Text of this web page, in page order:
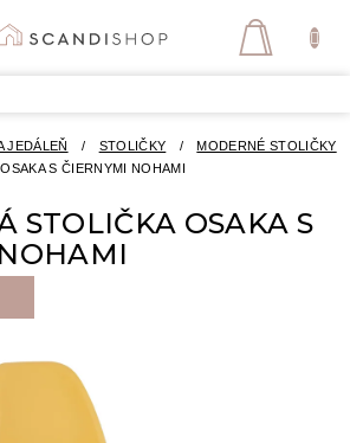
JEDÁLEŇ / STOLIČKY /
MODERNÉ STOLIČKY
S ČIERNYMI NOHAMI
STOLIČKA OSAKA S